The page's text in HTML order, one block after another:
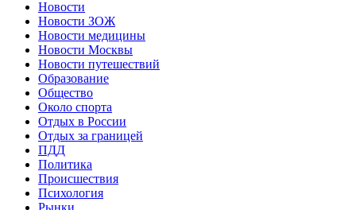
Новости
Новости ЗОЖ
Новости медицины
Новости Москвы
Новости путешествий
Образование
Общество
Около спорта
Отдых в России
Отдых за границей
ПДД
Политика
Происшествия
Психология
Рынки